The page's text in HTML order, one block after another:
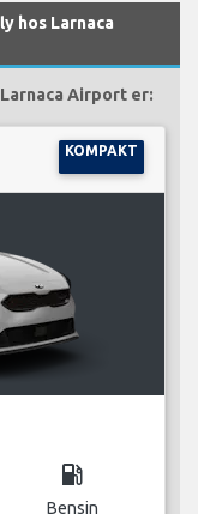
hos Larnaca
Airport er:
KOMPAKT
local_gas_station
Bensin